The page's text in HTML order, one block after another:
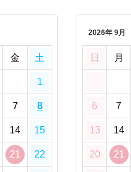
金 土
1
7 8
14 15
21 22
2026年 9月
日 月
6 7
13 14
20 21